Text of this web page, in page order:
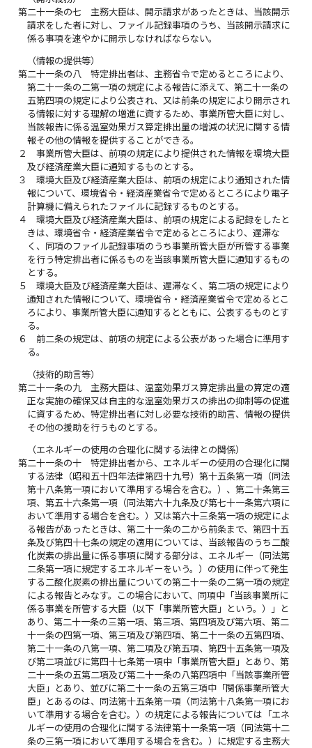
第二十一条の七
主務大臣は、開示請求があったときは、当該開示
請求をした者に対し、ファイル記録事項のうち、当該開示請求に
係る事項を速やかに開示しなければならない。
（情報の提供等）
第二十一条の八
特定排出者は、主務省令で定めるところにより、
第二十一条の二第一項の規定による報告に添えて、第二十一条の
五第四項の規定により公表され、又は前条の規定により開示され
る情報に対する理解の増進に資するため、事業所管大臣に対し、
当該報告に係る温室効果ガス算定排出量の増減の状況に関する情
報その他の情報を提供することができる。
２
事業所管大臣は、前項の規定により提供された情報を環境大臣
及び経済産業大臣に通知するものとする。
３
環境大臣及び経済産業大臣は、前項の規定により通知された情
報について、環境省令・経済産業省令で定めるところにより電子
計算機に備えられたファイルに記録するものとする。
４
環境大臣及び経済産業大臣は、前項の規定による記録をしたと
きは、環境省令・経済産業省令で定めるところにより、遅滞な
く、同項のファイル記録事項のうち事業所管大臣が所管する事業
を行う特定排出者に係るものを当該事業所管大臣に通知するもの
とする。
５
環境大臣及び経済産業大臣は、遅滞なく、第二項の規定により
通知された情報について、環境省令・経済産業省令で定めるとこ
ろにより、事業所管大臣に通知するとともに、公表するものとす
る。
６
前二条の規定は、前項の規定による公表があった場合に準用す
る。
（技術的助言等）
第二十一条の九
主務大臣は、温室効果ガス算定排出量の算定の適
正な実施の確保又は自主的な温室効果ガスの排出の抑制等の促進
に資するため、特定排出者に対し必要な技術的助言、情報の提供
その他の援助を行うものとする。
（エネルギーの使用の合理化に関する法律との関係）
第二十一条の十
特定排出者から、エネルギーの使用の合理化に関
する法律（昭和五十四年法律第四十九号）第十五条第一項（同法
第十八条第一項において準用する場合を含む。）、第二十条第三
項、第五十六条第一項（同法第六十九条及び第七十一条第六項に
おいて準用する場合を含む。）又は第六十三条第一項の規定によ
る報告があったときは、第二十一条の二から前条まで、第四十五
条及び第四十七条の規定の適用については、当該報告のうち二酸
化炭素の排出量に係る事項に関する部分は、エネルギー（同法第
二条第一項に規定するエネルギーをいう。）の使用に伴って発生
する二酸化炭素の排出量についての第二十一条の二第一項の規定
による報告とみなす。この場合において、同項中「当該事業所に
係る事業を所管する大臣（以下「事業所管大臣」という。）」と
あり、第二十一条の三第一項、第三項、第四項及び第六項、第二
十一条の四第一項、第三項及び第四項、第二十一条の五第四項、
第二十一条の八第一項、第二項及び第五項、第四十五条第一項及
び第二項並びに第四十七条第一項中「事業所管大臣」とあり、第
二十一条の五第二項及び第二十一条の八第四項中「当該事業所管
大臣」とあり、並びに第二十一条の五第三項中「関係事業所管大
臣」とあるのは、同法第十五条第一項（同法第十八条第一項にお
いて準用する場合を含む。）の規定による報告については「エネ
ルギーの使用の合理化に関する法律第十一条第一項（同法第十二
条の三第一項において準用する場合を含む。）に規定する主務大